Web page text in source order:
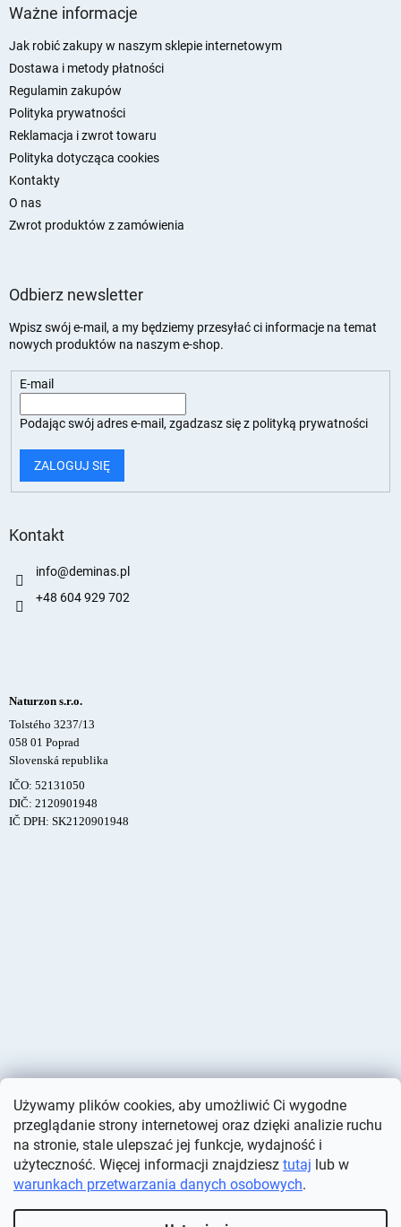
Używamy plików cookies, aby umożliwić Ci wygodne
przeglądanie strony internetowej oraz dzięki analizie ruchu
na stronie, stale ulepszać jej funkcje, wydajność i
użyteczność. Więcej informacji znajdziesz tutaj lub w
warunkach przetwarzania danych osobowych.
Ważne informacje
Jak robić zakupy w naszym sklepie internetowym
Dostawa i metody płatności
Regulamin zakupów
Polityka prywatności
Reklamacja i zwrot towaru
Polityka dotycząca cookies
Kontakty
O nas
Zwrot produktów z zamówienia
Odbierz newsletter
Wpisz swój e-mail, a my będziemy przesyłać ci informacje na temat
nowych produktów na naszym e-shop.
E-mail
Podając swój adres e-mail, zgadzasz się z polityką prywatności
ZALOGUJ SIĘ
Kontakt
info@deminas.pl
+48 604 929 702
Naturzon s.r.o.
Tolstého 3237/13
058 01 Poprad
Slovenská republika
IČO: 52131050
DIČ: 2120901948
IČ DPH: SK2120901948